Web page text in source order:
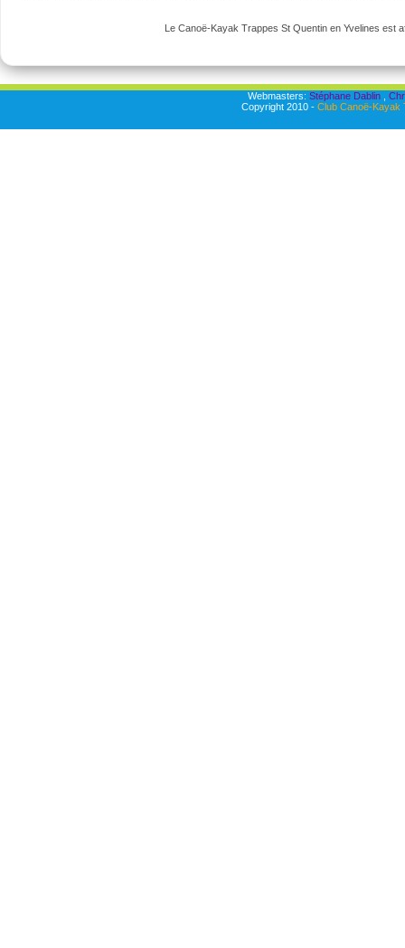
Le Canoë-Kayak Trappes St Quentin en Yvelines est
Webmasters: Stéphane Dablin,
Copyright 2010 - Club Canoë-Kayak